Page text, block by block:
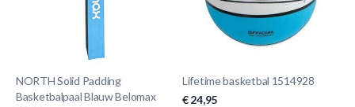
NORTH Solid Padding
Basketbalpaal Blauw Belomax
Lifetime basketbal 1514928
€ 24,95